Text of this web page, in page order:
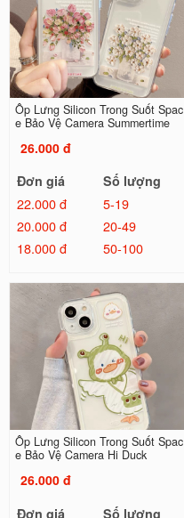
Ốp Lưng Silicon Trong Suốt Spac
e Bảo Vệ Camera Summertime
26.000 đ
Đơn giá
Số lượng
22.000 đ
5-19
20.000 đ
20-49
18.000 đ
50-100
Ốp Lưng Silicon Trong Suốt Spac
e Bảo Vệ Camera Hi Duck
26.000 đ
Đơn giá
Số lượng